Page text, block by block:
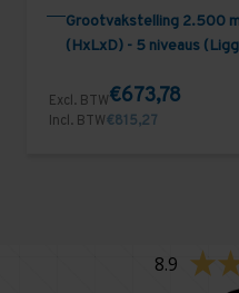
Grootvakstelling 2.500
(HxLxD) - 5 niveaus
Excl. BTW€673,78
Incl. BTW€815,27
8.9